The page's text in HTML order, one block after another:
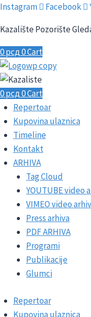
Skip
content
Instagram Facebook
Kazalište Pozorište
0рсд0Cart
0рсд0Cart
Repertoar
Kupovina ulaznica
Timeline
Kontakt
ARHIVA
Tag Cloud
YOUTUBE video
VIMEO video
Press arhiva
PDF ARHIVA
Programi
Publikacije
Glumci
Repertoar
Kupovina ulaznica